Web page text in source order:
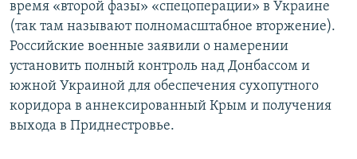
время «второй фазы» «спецоперации» в Украине
(так там называют полномасштабное вторжение).
Российские военные заявили о намерении
установить полный контроль над Донбассом и
южной Украиной для обеспечения сухопутного
коридора в аннексированный Крым и получения
выхода в Приднестровье.